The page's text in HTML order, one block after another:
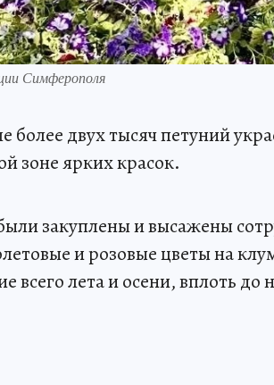
Симферополя
более двух тысяч петуний
зоне ярких красок.
закуплены и высажены
и розовые цветы на
всего лета и осени, вплоть